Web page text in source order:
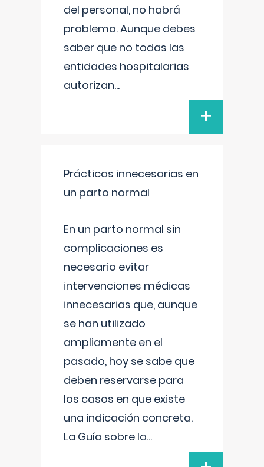
del personal, no habrá
problema. Aunque debes
saber que no todas las
entidades hospitalarias
autorizan...
+
Prácticas innecesarias en
un parto normal
En un parto normal sin
complicaciones es
necesario evitar
intervenciones médicas
innecesarias que, aunque
se han utilizado
ampliamente en el
pasado, hoy se sabe que
deben reservarse para
los casos en que existe
una indicación concreta.
La Guía sobre la...